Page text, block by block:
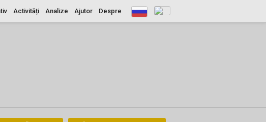
Despre
Ajutor
Analize
Activități